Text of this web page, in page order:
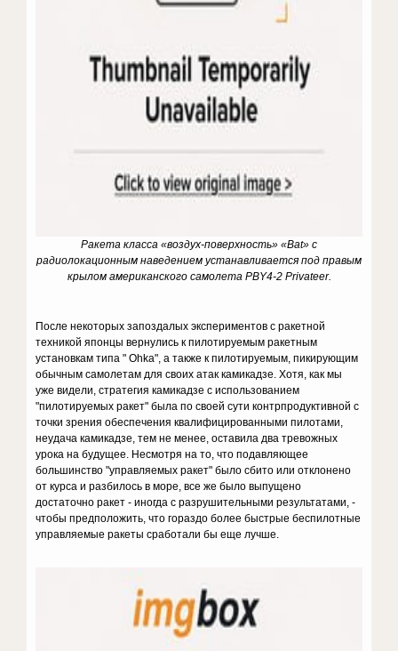
Ракета класса «воздух-поверхность» «Bat» с
радиолокационным наведением устанавливается под правым
крылом американского самолета PBY4-2 Privateer.
После некоторых запоздалых экспериментов с ракетной
техникой японцы вернулись к пилотируемым ракетным
установкам типа " Ohka", а также к пилотируемым, пикирующим
обычным самолетам для своих атак камикадзе. Хотя, как мы
уже видели, стратегия камикадзе с использованием
"пилотируемых ракет" была по своей сути контрпродуктивной с
точки зрения обеспечения квалифицированными пилотами,
неудача камикадзе, тем не менее, оставила два тревожных
урока на будущее. Несмотря на то, что подавляющее
большинство "управляемых ракет" было сбито или отклонено
от курса и разбилось в море, все же было выпущено
достаточно ракет - иногда с разрушительными результатами, -
чтобы предположить, что гораздо более быстрые беспилотные
управляемые ракеты сработали бы еще лучше.